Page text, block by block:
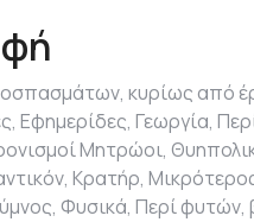
κυρίως από
Εφημερίδες, Γεωργία,
Μητρώοι,
Κρατήρ,
Φυσικά, Περί